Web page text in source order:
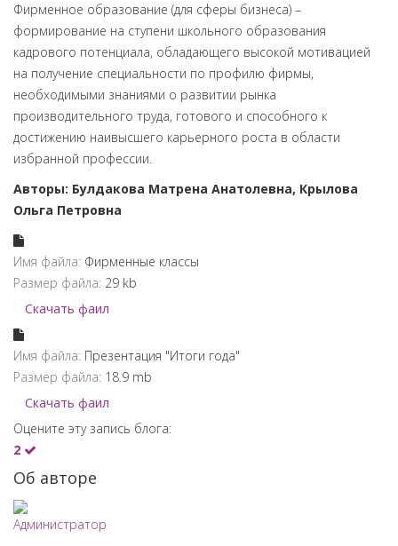
Фирменное образование (для сферы бизнеса) –
формирование на ступени школьного образования
кадрового потенциала, обладающего высокой мотивацией
на получение специальности по профилю фирмы,
необходимыми знаниями о развитии рынка
производительного труда, готового и способного к
достижению наивысшего карьерного роста в области
избранной профессии.
Авторы: Булдакова Матрена Анатолевна, Крылова
Ольга Петровна
Имя файла: Фирменные классы
Размер файла: 29 kb
Скачать фаил
Имя файла: Презентация "Итоги года"
Размер файла: 18.9 mb
Скачать фаил
Оцените эту запись блога:
2
Об авторе